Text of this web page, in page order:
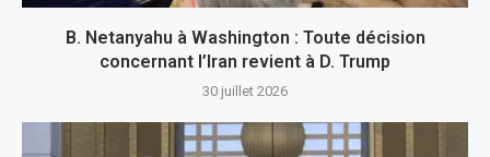
B. Netanyahu à Washington : Toute décision
concernant l’Iran revient à D. Trump
30 juillet 2026